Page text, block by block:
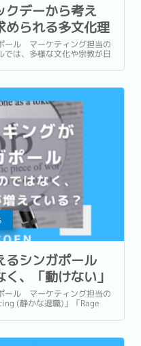
クデーから考え
められる多文化理
ール マーケティング担当の
では、多様な文化や宗教が日
社会の中で共に暮らしてい
るシンガポール
、「動けない」
ール マーケティング担当の
(静かな退職)」「Rage
ました。...